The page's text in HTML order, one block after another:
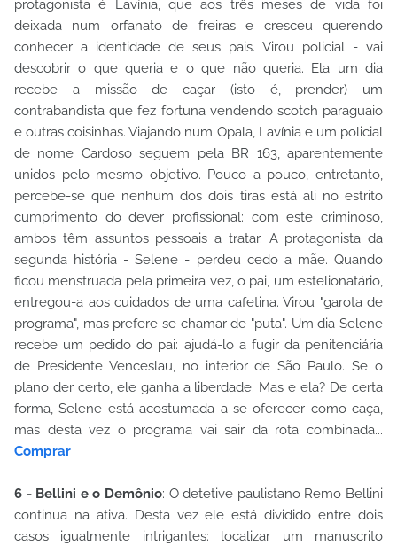
protagonista é Lavínia, que aos três meses de vida foi
deixada num orfanato de freiras e cresceu querendo
conhecer a identidade de seus pais. Virou policial - vai
descobrir o que queria e o que não queria. Ela um dia
recebe a missão de caçar (isto é, prender) um
contrabandista que fez fortuna vendendo scotch paraguaio
e outras coisinhas. Viajando num Opala, Lavínia e um policial
de nome Cardoso seguem pela BR 163, aparentemente
unidos pelo mesmo objetivo. Pouco a pouco, entretanto,
percebe-se que nenhum dos dois tiras está ali no estrito
cumprimento do dever profissional: com este criminoso,
ambos têm assuntos pessoais a tratar. A protagonista da
segunda história - Selene - perdeu cedo a mãe. Quando
ficou menstruada pela primeira vez, o pai, um estelionatário,
entregou-a aos cuidados de uma cafetina. Virou "garota de
programa", mas prefere se chamar de "puta". Um dia Selene
recebe um pedido do pai: ajudá-lo a fugir da penitenciária
de Presidente Venceslau, no interior de São Paulo. Se o
plano der certo, ele ganha a liberdade. Mas e ela? De certa
forma, Selene está acostumada a se oferecer como caça,
mas desta vez o programa vai sair da rota combinada...
Comprar
6 - Bellini e o Demônio: O detetive paulistano Remo Bellini
continua na ativa. Desta vez ele está dividido entre dois
casos igualmente intrigantes: localizar um manuscrito